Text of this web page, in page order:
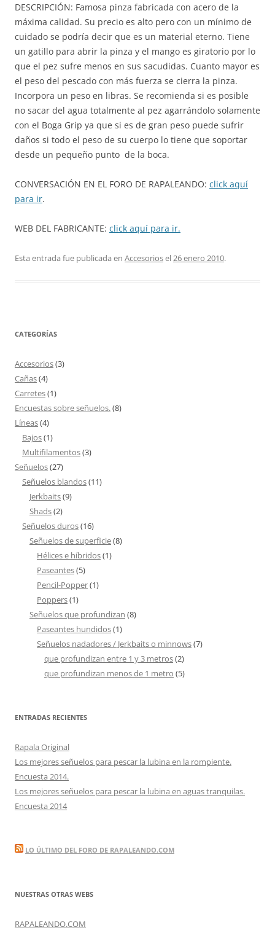
DESCRIPCIÓN: Famosa pinza fabricada con acero de la
máxima calidad. Su precio es alto pero con un mínimo de
cuidado se podría decir que es un material eterno. Tiene
un gatillo para abrir la pinza y el mango es giratorio por lo
que el pez sufre menos en sus sacudidas. Cuanto mayor es
el peso del pescado con más fuerza se cierra la pinza.
Incorpora un peso en libras. Se recomienda si es posible
no sacar del agua totalmente al pez agarrándolo solamente
con el Boga Grip ya que si es de gran peso puede sufrir
daños si todo el peso de su cuerpo lo tiene que soportar
desde un pequeño punto de la boca.
CONVERSACIÓN EN EL FORO DE RAPALEANDO: click aquí
para ir.
WEB DEL FABRICANTE: click aquí para ir.
Esta entrada fue publicada en Accesoriosel26 enero 2010.
CATEGORÍAS
Accesorios(3)
Cañas(4)
Carretes(1)
Encuestas sobre señuelos.(8)
Líneas(4)
Bajos(1)
Multifilamentos(3)
Señuelos(27)
Señuelos blandos(11)
Jerkbaits(9)
Shads(2)
Señuelos duros(16)
Señuelos de superficie(8)
Hélices e híbridos(1)
Paseantes(5)
Pencil-Popper(1)
Poppers(1)
Señuelos que profundizan (8)
Paseantes hundidos(1)
Señuelos nadadores / Jerkbaits o minnows(7)
que profundizan entre 1 y 3 metros(2)
que profundizan menos de 1 metro (5)
ENTRADAS RECIENTES
Rapala Original
Los mejores señuelos para pescar la lubina en la rompiente.
Encuesta 2014.
Los mejores señuelos para pescar la lubina en aguas tranquilas.
Encuesta 2014
LO ÚLTIMO DEL FORO DE RAPALEANDO.COM
NUESTRAS OTRAS WEBS
RAPALEANDO.COM